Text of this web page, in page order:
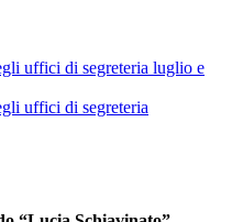
uffici di segreteria luglio e
uffici di segreteria